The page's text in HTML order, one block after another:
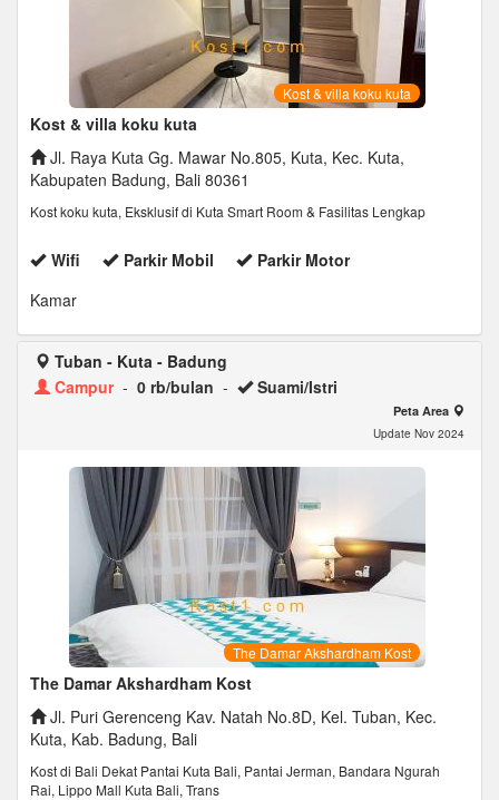
Kost & villa koku kuta
Kost & villa koku kuta
Jl. Raya Kuta Gg. Mawar No.805, Kuta, Kec. Kuta,
Kabupaten Badung, Bali 80361
Kost koku kuta, Eksklusif di Kuta Smart Room & Fasilitas Lengkap
Wifi Parkir Mobil
Parkir Motor
Kamar
Tuban - Kuta - Badung
Campur- 0 rb/bulan - Suami/Istri
Peta Area
Update Nov 2024
The Damar Akshardham Kost
The Damar Akshardham Kost
Jl. Puri Gerenceng Kav. Natah No.8D, Kel. Tuban, Kec.
Kuta, Kab. Badung, Bali
Kost di Bali Dekat Pantai Kuta Bali, Pantai Jerman, Bandara Ngurah
Rai, Lippo Mall Kuta Bali, Trans